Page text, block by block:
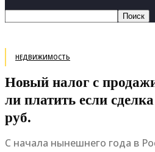
НЕДВИЖИМОСТЬ
Новый налог с
ли платить если
руб.
С начала нынешнего года в